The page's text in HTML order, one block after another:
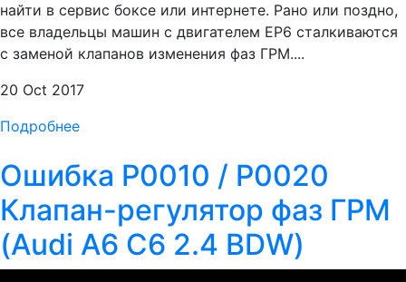
найти в сервис боксе или интернете. Рано или поздно,
все владельцы машин с двигателем EP6 сталкиваются
с заменой клапанов изменения фаз ГРМ....
20 Oct 2017
Подробнее
Ошибка P0010 / P0020
Клапан-регулятор фаз ГРМ
(Audi A6 C6 2.4 BDW)